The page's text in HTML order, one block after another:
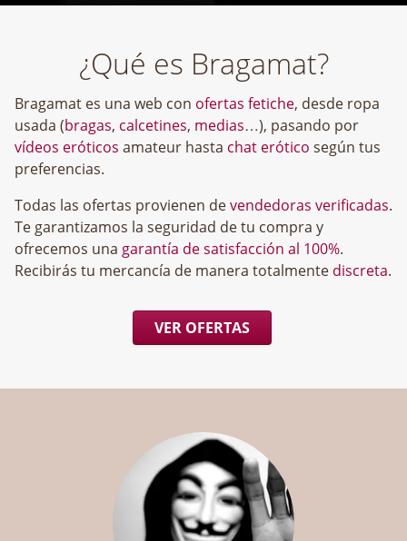
¿Qué es Bragamat?
Bragamat es una web con ofertas fetiche, desde ropa
usada (bragas, calcetines, medias…), pasando por
vídeos eróticos amateur hasta chat erótico según tus
preferencias.
Todas las ofertas provienen devendedoras verificadas.
Te garantizamos la seguridad de tu compra y
ofrecemos una garantía de satisfacción al 100%.
Recibirás tu mercancía de manera totalmente discreta.
VER OFERTAS